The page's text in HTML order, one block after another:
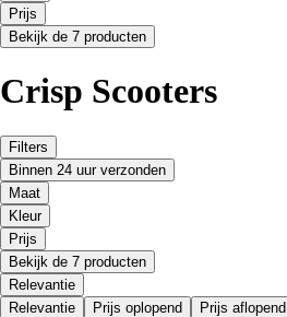
Prijs
Bekijk de 7 producten
Crisp Scooters
Filters
Binnen 24 uur verzonden
Maat
Kleur
Prijs
Bekijk de 7 producten
Relevantie
Relevantie
Prijs oplopend Prijs aflopend